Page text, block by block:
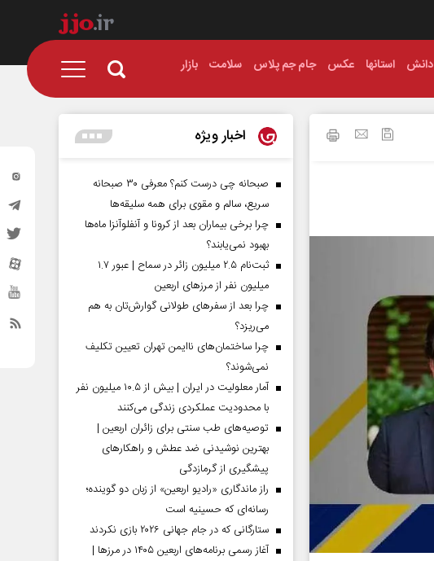
دانش استانها عکس جام جم پلاس سلامت بازار
اخبار ویژه
صبحانه چی درست کنم؟ معرفی ۳۰ صبحانه
سریع، سالم و مقوی برای همه سلیقه‌ها
چرا برخی بیماران بعد از کرونا و آنفلوآنزا ماه‌ها
بهبود نمی‌یابند؟
ثبت‌نام ۲.۵ میلیون زائر در سماح | عبور ۱.۷
میلیون نفر از مرز‌های اربعین
چرا بعد از سفرهای طولانی گوارش‌تان به هم
می‌ریزد؟
چرا ساختمان‌های ناایمن تهران تعیین تکلیف
نمی‌شوند؟
آمار معلولیت در ایران | بیش از ۱۰.۵ میلیون نفر
با محدودیت عملکردی زندگی می‌کنند
توصیه‌های طب سنتی برای زائران اربعین |
بهترین نوشیدنی ضد عطش و راهکارهای
پیشگیری از گرمازدگی
راز ماندگاری «رادیو اربعین» از زبان دو گوینده؛
رسانه‌ای که حسینیه است
ستارگانی که در جام جهانی ۲۰۲۶ بازی نکردند
آغاز رسمی برنامه‌های اربعین ۱۴۰۵ در مرز‌ها |